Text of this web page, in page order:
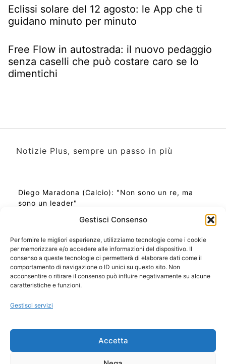
Gestisci Consenso
Per fornire le migliori esperienze, utilizziamo tecnologie come i cookie
per memorizzare e/o accedere alle informazioni del dispositivo. Il
consenso a queste tecnologie ci permetterà di elaborare dati come il
comportamento di navigazione o ID unici su questo sito. Non
acconsentire o ritirare il consenso può influire negativamente su alcune
caratteristiche e funzioni.
Gestisci servizi
Accetta
Eclissi solare del 12 agosto: le App che ti
guidano minuto per minuto
Free Flow in autostrada: il nuovo pedaggio
senza caselli che può costare caro se lo
dimentichi
Notizie Plus, sempre un passo in più
Diego Maradona (Calcio): "Non sono un re, ma
sono un leader"
Ora Esatta in Italia in questo momento
Ti Senti Strano Ultimamente? Potrebbe Essere per
la Risonanza di Schumann
Come Sapere Se Stai Ascendendo alla Quinta
Copyright 2026 NotiziePlus.com